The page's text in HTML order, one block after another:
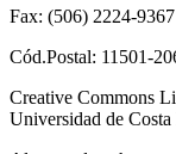
Fax: (506) 2224-9367
Cód.Postal: 11501-
Creative Commons
Universidad de